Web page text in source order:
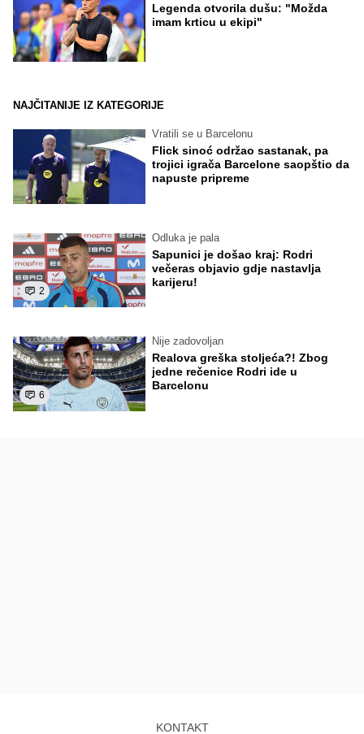
Legenda otvorila dušu: "Možda
imam krticu u ekipi"
NAJČITANIJE IZ KATEGORIJE
Vratili se u Barcelonu
Flick sinoć održao sastanak, pa
trojici igrača Barcelone saopštio da
napuste pripreme
2
Odluka je pala
Sapunici je došao kraj: Rodri
večeras objavio gdje nastavlja
karijeru!
6
Nije zadovoljan
Realova greška stoljeća?! Zbog
jedne rečenice Rodri ide u
Barcelonu
KONTAKT